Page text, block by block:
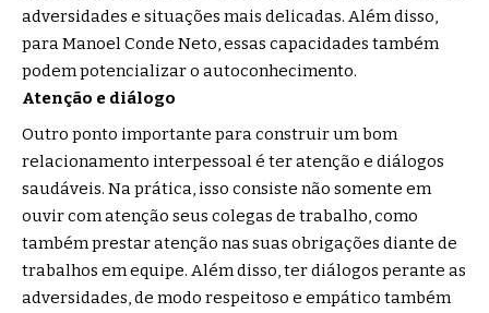
adversidades e situações mais delicadas. Além disso,
para Manoel Conde Neto, essas capacidades também
podem potencializar o autoconhecimento.
Atenção e diálogo
Outro ponto importante para construir um bom
relacionamento interpessoal é ter atenção e diálogos
saudáveis. Na prática, isso consiste não somente em
ouvir com atenção seus colegas de trabalho, como
também prestar atenção nas suas obrigações diante de
trabalhos em equipe. Além disso, ter diálogos perante as
adversidades, de modo respeitoso e empático também